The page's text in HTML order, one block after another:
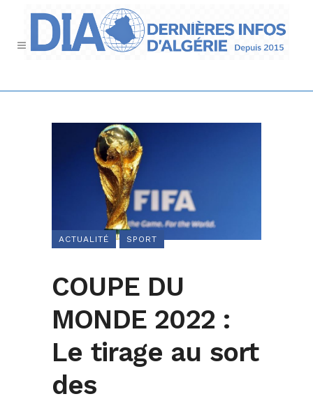
ACTUALITÉ SPORT
COUPE DU
MONDE 2022 :
Le tirage au sort
des